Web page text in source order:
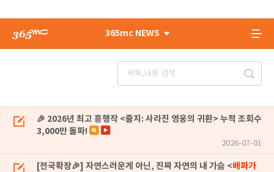
365mc NEWS
🎉 2026년 최고 흥행작 <줄지: 사라진 영웅의 귀환> 누적 조회수
3,000만 돌파!
2026-07-01
[전국확장🎉] 자연스러운게 아닌, 진짜 자연의 내 가슴 <배파가